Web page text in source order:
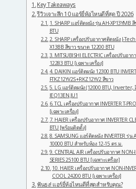
Key Takeaways
รีวิวเจาะลึก 10 แอร์ยี่ห้อไหนดีที่สุด ปี 2026
1. SHARP แอร์ติดผนัง รุ่น AH-XP13YMB
BTU
2. SHARP เครื่องปรับอากาศติดผนัง J-
X13BB สีขาว ขนาด 12200 BTU
3. MITSUBISHI ELECTRIC เครื่องปรับอาก
12283 BTU [เฉพาะเครื่อง]
4. DAIKIN แอร์ติดผนัง 12300 BTU
FTKZ12YV2S+RKZ12YV2 สีขาว
5. LG แอร์ติดผนัง (12000 BTU, Inverter,
IEQ13EN.JU1
6. TCL เครื่องปรับอากาศ INVERTER T-
[เฉพาะเครื่อง]
7. HAIER เครื่องปรับอากาศ INVERTER
BTU [พร้อมติดตั้ง]
8. SAMSUNG แอร์ติดผนัง INVERTER รุ่น
10000 BTU สำหรับห้อง 12-15 ตร.ม.
9. CENTRAL AIR เครื่องปรับอากาศ NON-
SERIES 25100 BTU [เฉพาะเครื่อง]
10. HAIER เครื่องปรับอากาศ NON-
COOL 24200 BTU [เฉพาะเครื่อง]
ฟันธง! แอร์ยี่ห้อไหนดีที่สุดสำหรับคุณ?